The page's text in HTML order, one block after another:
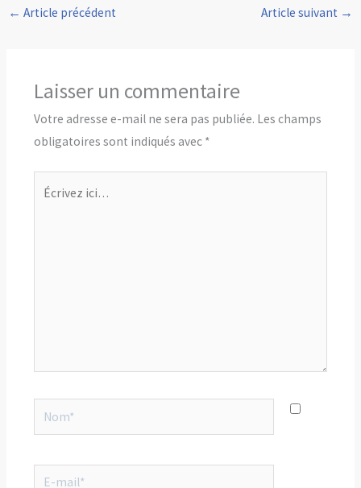
← Article précédent Article suivant →
Laisser un commentaire
Votre adresse e-mail ne sera pas publiée. Les champs
obligatoires sont indiqués avec *
Nom*